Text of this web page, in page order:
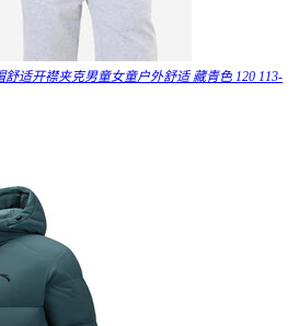
适开襟夹克男童女童户外舒适 藏青色 120 113-